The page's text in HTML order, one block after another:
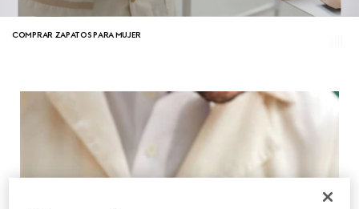
COMPRAR ZAPATOS PARA MUJER